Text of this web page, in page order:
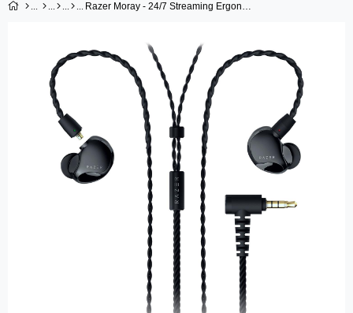
Üye Ol Facebook İle Bağlan
Google İle Bağlan
Razer Moray - 24/7 Streaming Ergonomik Kulak içi Kablolu Kulaklık - RZ12-04450100-R3M1